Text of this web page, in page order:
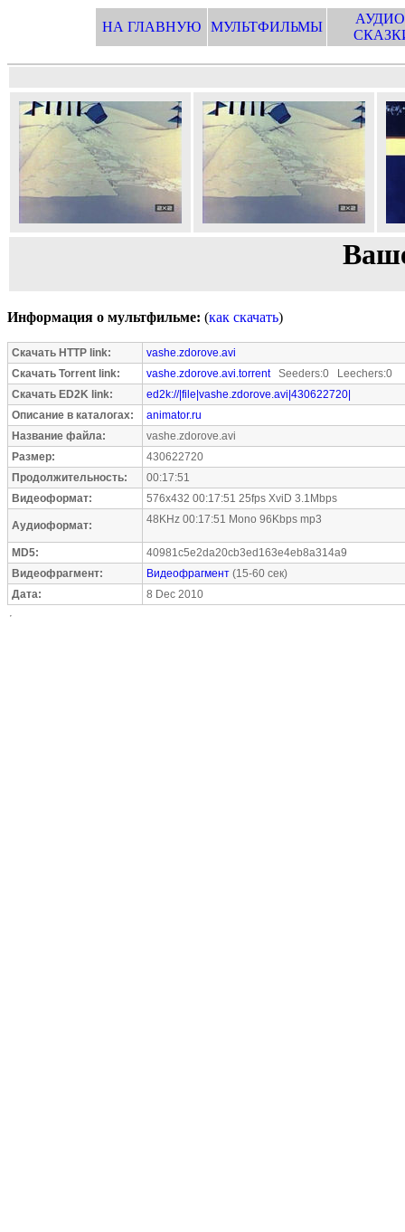
НА ГЛАВНУЮ МУЛЬТФИЛЬМЫ
Информация о мультфильме: (как скачать)
Скачать HTTP link:
vashe.zdorove.avi
Скачать Torrent link:
vashe.zdorove.avi.torrentSeeders:0 Leechers:0
Скачать ED2K link:
ed2k://|file|vashe.zdorove.avi|430622720|
Описание в каталогах:
animator.ru
Название файла:
vashe.zdorove.avi
Размер:
430622720
Продолжительность:
00:17:51
Видеоформат:
576x432 00:17:51 25fps XviD 3.1Mbps
Аудиоформат: 48KHz 00:17:51 Mono 96Kbps mp3
MD5:
40981c5e2da20cb3ed163e4eb8a314a9
Видеофрагмент:
Видеофрагмент (15-60 сек)
Дата:
8 Dec 2010